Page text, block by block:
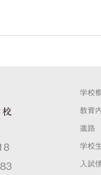
学校
教育
進路
学校
入試